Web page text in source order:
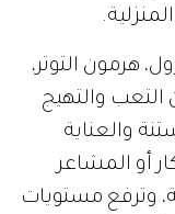
هرمون التوتر،
والتهيج
والعناية
أو المشاعر
وترفع مستويات